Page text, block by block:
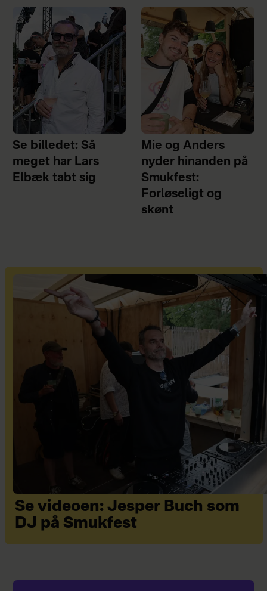
Se billedet: Så
meget har Lars
Elbæk tabt sig
Mie og Anders
nyder hinanden på
Smukfest:
Forløseligt og
skønt
Se videoen: Jesper Buch som
DJ på Smukfest